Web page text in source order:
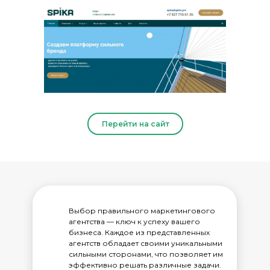
Перейти на сайт
Выбор правильного маркетингового
агентства — ключ к успеху вашего
бизнеса. Каждое из представленных
агентств обладает своими уникальными
сильными сторонами, что позволяет им
эффективно решать различные задачи.